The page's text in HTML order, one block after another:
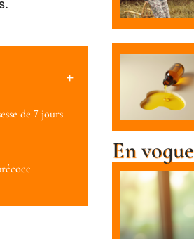
de 7 jours
En vogue